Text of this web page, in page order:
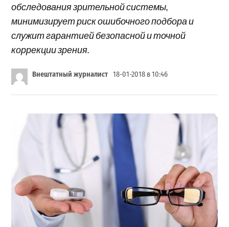
обследования зрительной системы,
минимизирует риск ошибочного подбора и
служит гарантией безопасной и точной
коррекции зрения.
Внештатный журналист 18-01-2018 в 10:46